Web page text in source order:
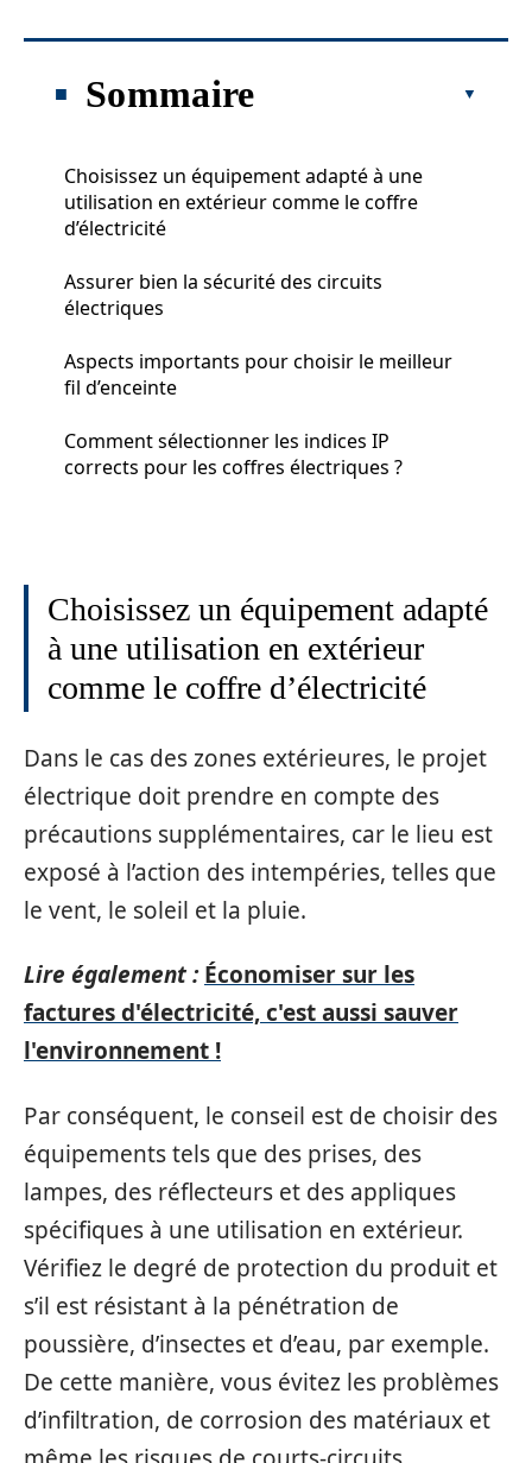
Sommaire
Choisissez un équipement adapté à une
utilisation en extérieur comme le coffre
d’électricité
Assurer bien la sécurité des circuits
électriques
Aspects importants pour choisir le meilleur
fil d’enceinte
Comment sélectionner les indices IP
corrects pour les coffres électriques ?
Choisissez un équipement adapté
à une utilisation en extérieur
comme le coffre d’électricité
Dans le cas des zones extérieures, le projet
électrique doit prendre en compte des
précautions supplémentaires, car le lieu est
exposé à l’action des intempéries, telles que
le vent, le soleil et la pluie.
Lire également : Économiser sur les
factures d'électricité, c'est aussi sauver
l'environnement !
Par conséquent, le conseil est de choisir des
équipements tels que des prises, des
lampes, des réflecteurs et des appliques
spécifiques à une utilisation en extérieur.
Vérifiez le degré de protection du produit et
s’il est résistant à la pénétration de
poussière, d’insectes et d’eau, par exemple.
De cette manière, vous évitez les problèmes
d’infiltration, de corrosion des matériaux et